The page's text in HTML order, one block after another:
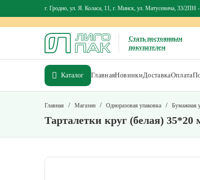
г. Гродно, ул. Я. Коласа, 11, г. Минск, ул. Матусевича, 33/2ПН -
Стать постоянным
покупателем
Каталог ГлавнаяНовинкиДоставкаОплата
Главная / Магазин / Одноразовая упаковка / Бумажная
Тарталетки круг (белая) 35*20